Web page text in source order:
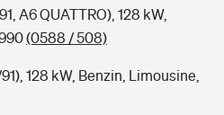
A6 QUATTRO), 128 kW,
(0588 / 508)
128 kW, Benzin, Limousine,